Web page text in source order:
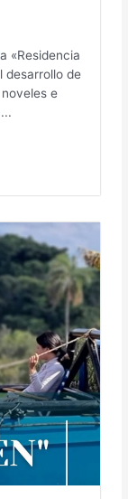
«Residencia
desarrollo de
e